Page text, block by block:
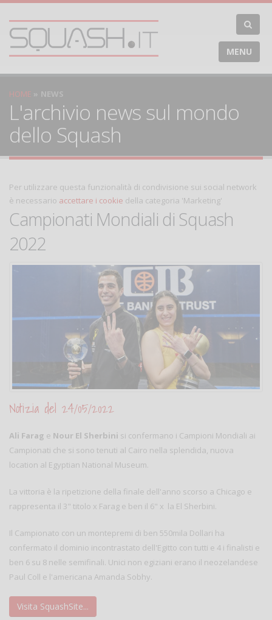
MENU
HOME NEWS
L'archivio news sul mondo
dello Squash
Per utilizzare questa funzionalità di condivisione sui social network
è necessario accettare i cookie della categoria 'Marketing'
Campionati Mondiali di Squash
2022
Notizia del 24/05/2022
Ali Farag e Nour El Sherbini si confermano i Campioni Mondiali ai
Campionati che si sono tenuti al Cairo nella splendida, nuova
location al Egyptian National Museum.
La vittoria è la ripetizione della finale dell'anno scorso a Chicago e
rappresenta il 3" titolo x Farag e ben il 6" x la El Sherbini.
Il Campionato con un montepremi di ben 550mila Dollari ha
confermato il dominio incontrastato dell'Egitto con tutti e 4 i finalisti e
ben 6 su 8 nelle semifinali. Unici non egiziani erano il neozelandese
Paul Coll e l'americana Amanda Sobhy.
Visita SquashSite...